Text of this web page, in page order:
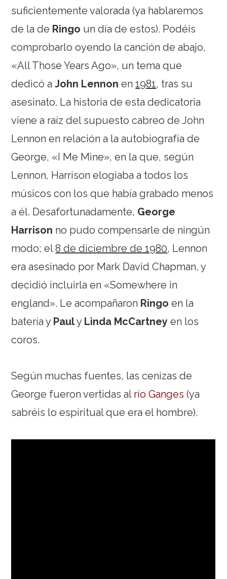
suficientemente valorada (ya hablaremos
de la de Ringo un día de estos). Podéis
comprobarlo oyendo la canción de abajo,
«All Those Years Ago», un tema que
dedicó aJohn Lennon en1981, tras su
asesinato. La historia de esta dedicatoria
viene a raíz del supuesto cabreo de John
Lennon en relación a la autobiografía de
George, «I Me Mine», en la que, según
Lennon, Harrison elogiaba a todos los
músicos con los que había grabado menos
a él. Desafortunadamente, George
Harrison no pudo compensarle de ningún
modo; el8 de diciembre de 1980, Lennon
era asesinado por Mark David Chapman, y
decidió incluirla en «Somewhere in
england». Le acompañaron Ringo en la
batería y Pauly Linda McCartney en los
coros.
Según muchas fuentes, las cenizas de
George fueron vertidas al río Ganges (ya
sabréis lo espiritual que era el hombre).